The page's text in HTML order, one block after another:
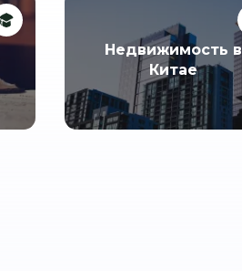
Недвижимость в
Китае